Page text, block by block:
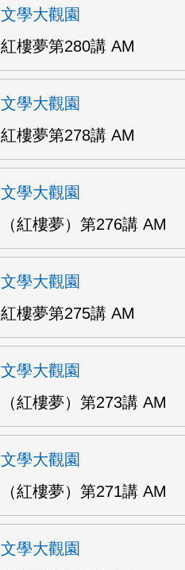
文學大觀園
紅樓夢第280講 AM
文學大觀園
紅樓夢第278講 AM
文學大觀園
（紅樓夢）第276講 AM
文學大觀園
紅樓夢第275講 AM
文學大觀園
（紅樓夢）第273講 AM
文學大觀園
（紅樓夢）第271講 AM
文學大觀園